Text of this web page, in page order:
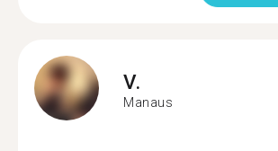
V.
Manaus